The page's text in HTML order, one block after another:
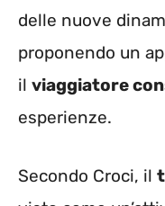
delle nuove
proponendo un
il viaggiatore
esperienze.
Secondo Croci, il